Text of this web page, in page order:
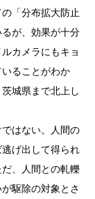
「分布拡大防止
が、効果が十分
カメラにもキョ
ることがわか
城県まで北上し
はない。人間の
げ出して得られ
、人間との軋轢
駆除の対象とさ